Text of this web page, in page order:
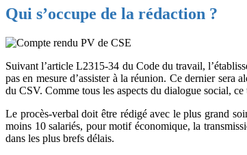
Qui s’occupe de la rédaction ?
Suivant l’article L2315-34 du Code du travail,
pas en mesure d’assister à la réunion. Ce dernier sera
du CSV. Comme tous les aspects du dialogue social,
Le procès-verbal doit être rédigé avec le plus grand
moins 10 salariés, pour motif économique, la
dans les plus brefs délais.